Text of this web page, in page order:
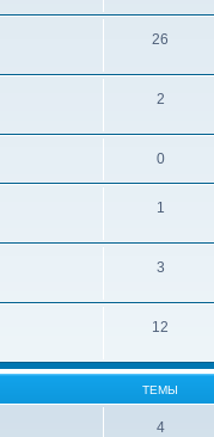
26
2
0
1
3
12
ТЕМЫ
4